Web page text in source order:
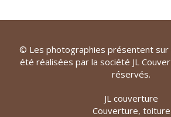
© Les photographies présentent
été réalisées par la société JL
réservés.
JL couverture
Couverture, toiture